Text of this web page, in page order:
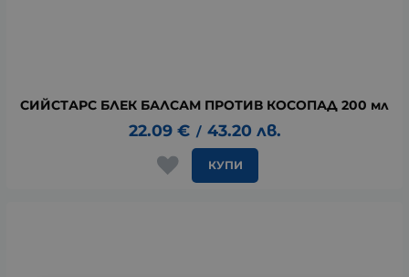
СИЙСТАРС БЛЕК БАЛСАМ ПРОТИВ КОСОПАД 200 мл
22.09 € / 43.20 лв.
КУПИ